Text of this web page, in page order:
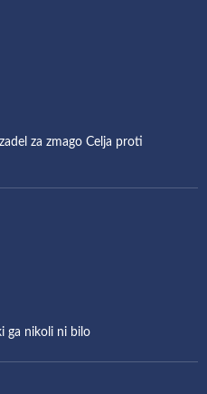
za zmago Celja proti
ga nikoli ni bilo